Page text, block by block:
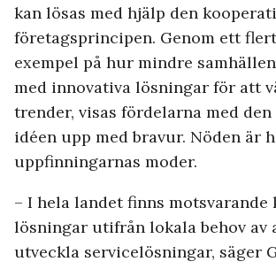
kan lösas med hjälp den
företagsprincipen. Genom ett
exempel på hur mindre
med innovativa lösningar för att
trender, visas fördelarna med
idéen upp med bravur. Nöden är
uppfinningarnas moder.
– I hela landet finns motsvarande
lösningar utifrån lokala behov av
utveckla servicelösningar, säger